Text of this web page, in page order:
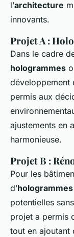
l’architecture
innovants.
Projet A :
Dans le cadre
hologrammes
développement
permis aux
ajustements en
harmonieuse.
Projet B :
Pour les
d’hologrammes
potentielles
projet a permis
tout en ajoutant